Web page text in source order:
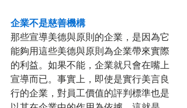
企業不是慈善機構
那些宣導美德與原則的企業，是因為它
能夠用這些美德與原則為企業帶來實際
的利益。如果不能，企業就只會在嘴上
宣導而已。事實上，即使是實行美言良
行的企業，對員工價值的評判標準也是